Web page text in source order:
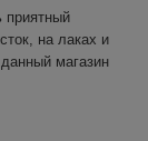
приятный
на лаках и
магазин